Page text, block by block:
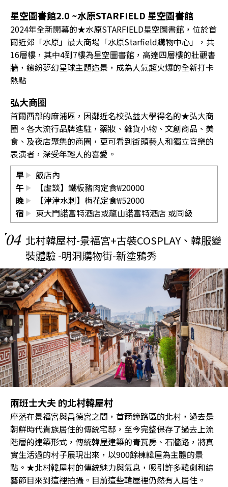
星空圖書館2.0 ~水原STARFIELD 星空圖書館
2024年全新開幕的★水原STARFIELD星空圖書館，位於首
爾近郊「水原」最大商場「水原Starfield購物中心」，共
16層樓，其中4到7樓為星空圖書館，高達四層樓的壯觀書
牆，繽紛夢幻星球主題造景，成為人氣超火爆的全新打卡
熱點
弘大商圈
首爾西部的麻浦區，因鄰近名校弘益大學得名的★弘大商
圈。各大流行品牌進駐，藥妝、雜貨小物、文創商品、美
食、及夜店聚集的商圈，更可看到街頭藝人和獨立音樂的
表演者，深受年輕人的喜愛。
早
飯店內
午
【虛談】鐵板豬肉定食₩20000
晚
【津津水剌】梅花定食₩52000
宿
東大門諾富特酒店或龍山諾富特酒店 或同級
04 北村韓屋村-景福宮+古裝COSPLAY、韓服變
裝體驗 -明洞購物街-新塗鴉秀
兩班士大夫 的北村韓屋村
座落在景福宮與昌德宮之間，首爾鐘路區的北村，過去是
朝鮮時代貴族居住的傳統宅邸，至今完整保存了過去上流
階層的建築形式，傳統韓屋建築的青瓦房、石牆路，將真
實生活過的村子展現出來，以900餘棟韓屋為主體的景
點。★北村韓屋村的傳統魅力與氣息，吸引許多韓劇和綜
藝節目來到這裡拍攝。目前這些韓屋裡仍然有人居住。